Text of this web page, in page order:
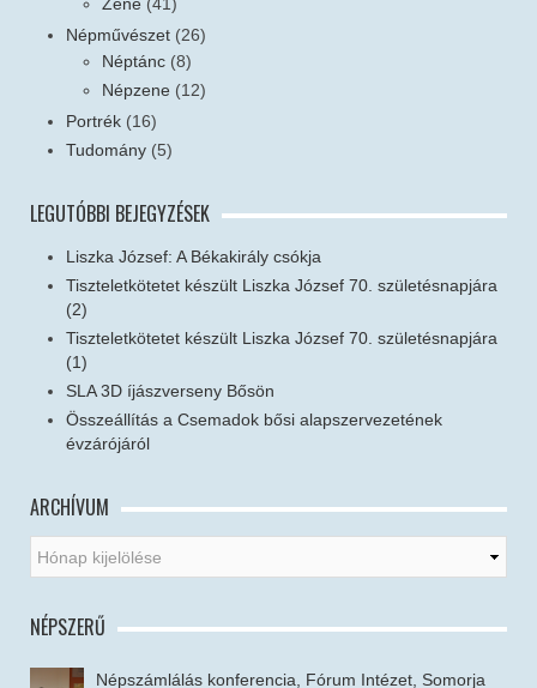
Zene (41)
Népművészet (26)
Néptánc (8)
Népzene (12)
Portrék (16)
Tudomány (5)
LEGUTÓBBI BEJEGYZÉSEK
Liszka József: A Békakirály csókja
Tiszteletkötetet készült Liszka József 70. születésnapjára
(2)
Tiszteletkötetet készült Liszka József 70. születésnapjára
(1)
SLA 3D íjászverseny Bősön
Összeállítás a Csemadok bősi alapszervezetének
évzárójáról
ARCHÍVUM
NÉPSZERŰ
Népszámlálás konferencia, Fórum Intézet, Somorja